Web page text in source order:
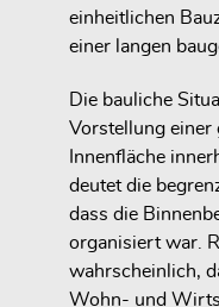
einheitlichen
einer langen
Die bauliche
Vorstellung einer
Innenfläche
deutet die
dass die
organisiert war.
wahrscheinlich,
Wohn- und